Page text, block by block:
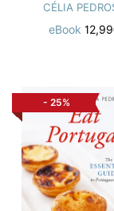
CÉLIA
eBook
- 25%